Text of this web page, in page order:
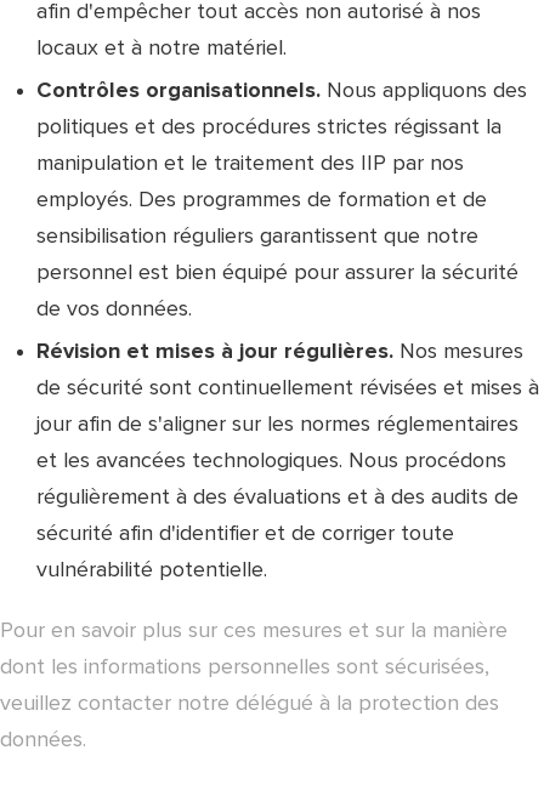
afin d'empêcher tout accès non autorisé à nos
locaux et à notre matériel.
Contrôles organisationnels. Nous appliquons des
politiques et des procédures strictes régissant la
manipulation et le traitement des IIP par nos
employés. Des programmes de formation et de
sensibilisation réguliers garantissent que notre
personnel est bien équipé pour assurer la sécurité
de vos données.
Révision et mises à jour régulières. Nos mesures
de sécurité sont continuellement révisées et mises à
jour afin de s'aligner sur les normes réglementaires
et les avancées technologiques. Nous procédons
régulièrement à des évaluations et à des audits de
sécurité afin d'identifier et de corriger toute
vulnérabilité potentielle.
Pour en savoir plus sur ces mesures et sur la manière
dont les informations personnelles sont sécurisées,
veuillez contacter notre délégué à la protection des
données.